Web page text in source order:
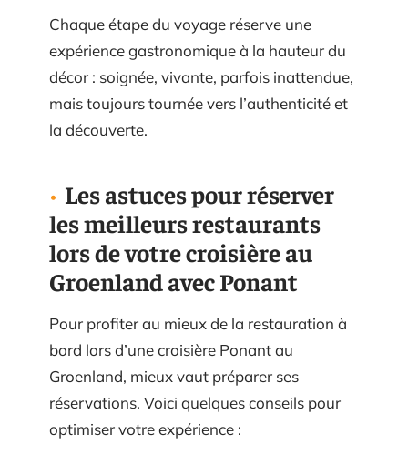
Chaque étape du voyage réserve une
expérience gastronomique à la hauteur du
décor : soignée, vivante, parfois inattendue,
mais toujours tournée vers l’authenticité et
la découverte.
Les astuces pour réserver
les meilleurs restaurants
lors de votre croisière au
Groenland avec Ponant
Pour profiter au mieux de la restauration à
bord lors d’une croisière Ponant au
Groenland, mieux vaut préparer ses
réservations. Voici quelques conseils pour
optimiser votre expérience :